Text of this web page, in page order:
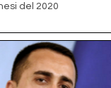
del 2020